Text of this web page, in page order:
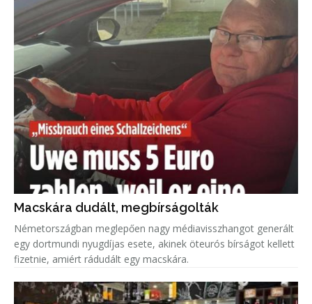
Macskára dudált, megbírságolták
Németországban meglepően nagy médiavisszhangot generált
egy dortmundi nyugdíjas esete, akinek öteurós bírságot kellett
fizetnie, amiért rádudált egy macskára.